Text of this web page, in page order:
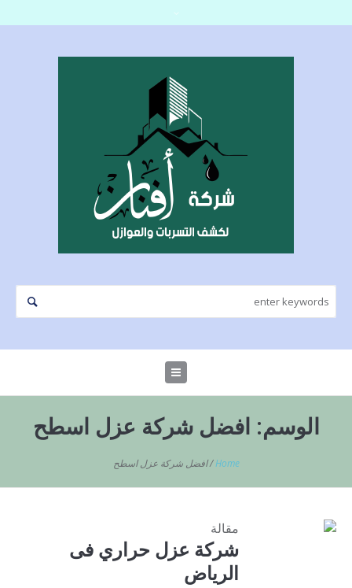
الوسم: افضل شركة عزل اسطح
Home
/افضل شركة عزل اسطح
مقالة
شركة عزل حراري فى
الرياض